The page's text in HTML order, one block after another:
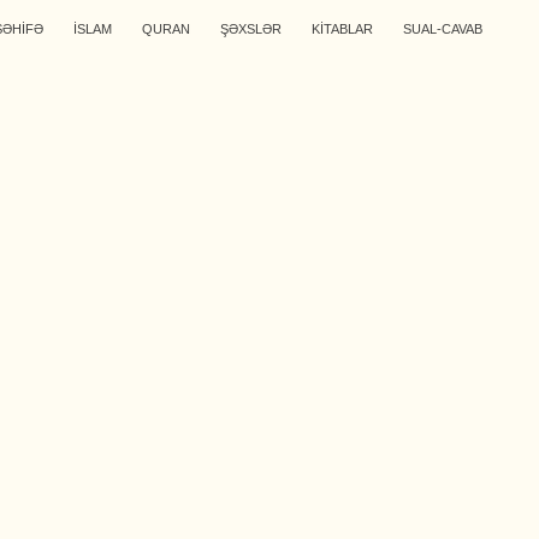
İSLAM QURAN ŞƏXSLƏR KİTABLAR SUAL-CAVAB